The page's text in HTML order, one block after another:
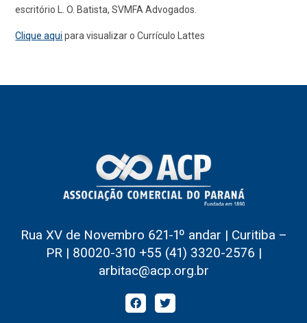
escritório L. O. Batista, SVMFA Advogados.
Clique aqui para visualizar o Currículo Lattes
Rua XV de Novembro 621-1º andar | Curitiba –
PR | 80020-310 +55 (41) 3320-2576 |
arbitac@acp.org.br